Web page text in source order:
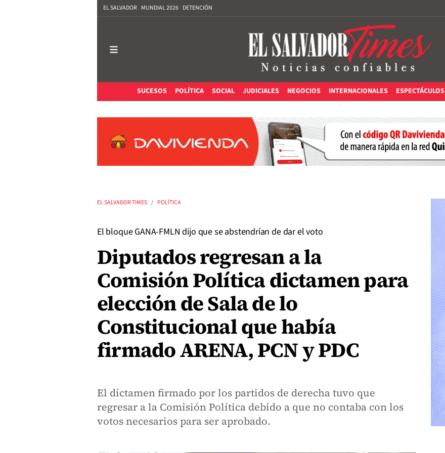
EL SALVADOR MUNDIAL 2026 DETENCIÓN
SUCESOS
POLÍTICA SOCIAL JUDICIALES NEGOCIOS INTERNACIONALES ESPECTÁCULOS
EL SALVADOR TIMES POLÍTICA
El bloque GANA-FMLN dijo que se abstendrían de dar el voto
Diputados regresan a la
Comisión Política dictamen para
elección de Sala de lo
Constitucional que había
firmado ARENA, PCN y PDC
El dictamen firmado por los partidos de derecha tuvo que
regresar a la Comisión Política debido a que no contaba con los
votos necesarios para ser aprobado.